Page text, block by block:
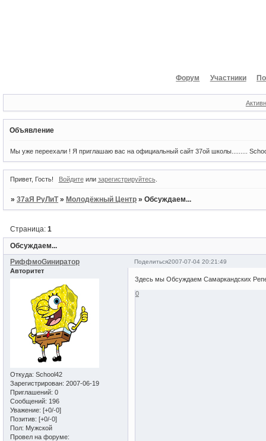
Форум Участники
Объявление
Мы уже переехали ! Я приглашаю вас на официальный сайт 37ой школы.........
Привет, Гость! Войдитеили зарегистрируйтесь.
»37аЯ РуЛиТ »Молодёжный Центр »Обсуждаем...
Обсуждаем...
Страница:1
Поделиться2007-07-04 20:21:49
РиффмоGиниратор
Авторитет
Откуда: School42
Зарегистрирован: 2007-06-19
Приглашений: 0
Сообщений: 196
Уважение: [+0/-0]
Позитив: [+0/-0]
Пол: Мужской
Провел на форуме:
Здесь мы Обсуждаем Самаркандских
0